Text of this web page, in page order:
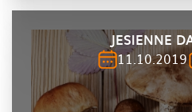
JESIENNE
11.10.2019